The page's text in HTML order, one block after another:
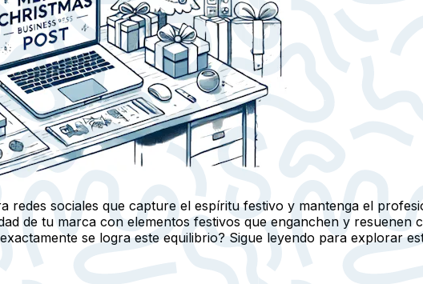
redes sociales que capture el espíritu festivo y mantenga el
de tu marca con elementos festivos que enganchen y resuenen
se logra este equilibrio? Sigue leyendo para explorar